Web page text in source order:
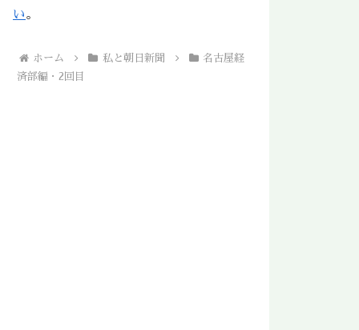
い。
ホーム 私と朝日新聞
名古屋経
済部編・2回目